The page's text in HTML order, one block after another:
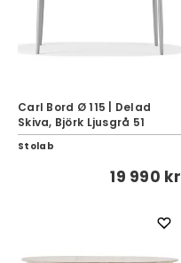
Carl Bord Ø 115 | Delad
Skiva, Björk Ljusgrå 51
Stolab
19 990 kr